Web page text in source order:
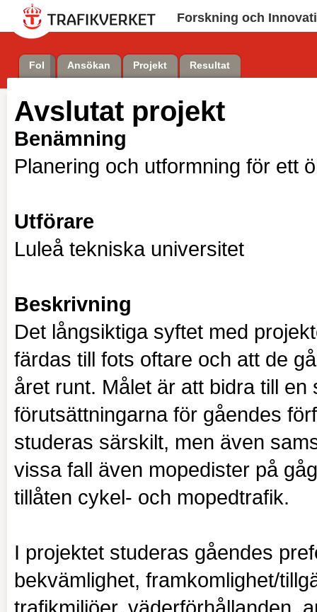
Forskning och
FoI Ansökan Projekt Resultat
Avslutat projekt
Benämning
Planering och utformning för ett
Utförare
Luleå tekniska universitet
Beskrivning
Det långsiktiga syftet med
färdas till fots oftare och att de
året runt. Målet är att bidra till
förutsättningarna för gåendes
studeras särskilt, men även
vissa fall även mopedister på
tillåten cykel- och mopedtrafik.
I projektet studeras gåendes
bekvämlighet, framkomlighet/